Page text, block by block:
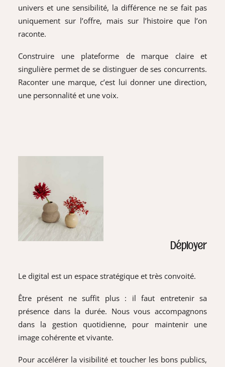
univers et une sensibilité, la différence ne se fait pas
uniquement sur l’offre, mais sur l’histoire que l’on
raconte.
Construire une plateforme de marque claire et
singulière permet de se distinguer de ses concurrents.
Raconter une marque, c’est lui donner une direction,
une personnalité et une voix.
Déployer
Le digital est un espace stratégique et très convoité.
Être présent ne suffit plus : il faut entretenir sa
présence dans la durée. Nous vous accompagnons
dans la gestion quotidienne, pour maintenir une
image cohérente et vivante.
Pour accélérer la visibilité et toucher les bons publics,